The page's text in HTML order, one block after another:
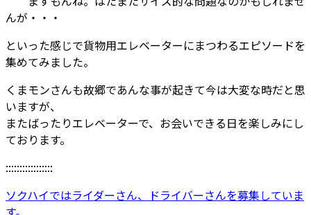
んが・・・
といった感じで貨物用エレベーターにまつわるエピソードを
集めてみました。
くまモンさんも故郷であんな事が起きて今は大変な時だと思
いますが、
またばったりエレベーターで、お会いできる日を楽しみにし
ております。
:::::::::::::::::
ソクハイではライダーさん、ドライバーさんを募集していま
す。